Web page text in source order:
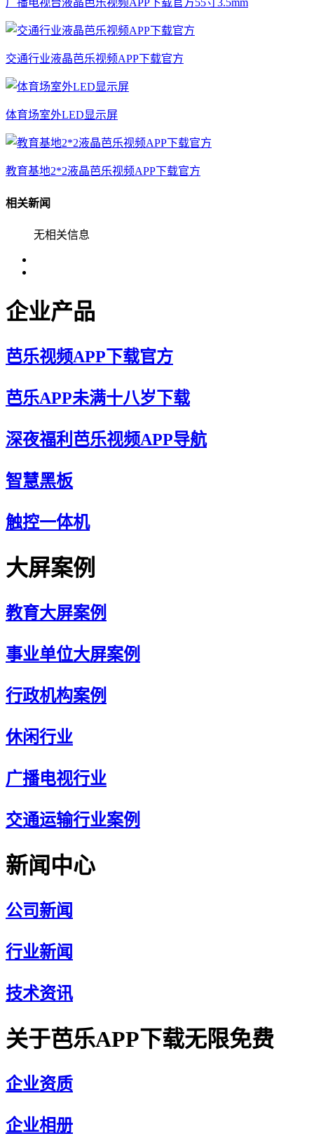
广播电视台液晶芭乐视频APP下载官方55寸3.5mm
交通行业液晶芭乐视频APP下载官方
体育场室外LED显示屏
教育基地2*2液晶芭乐视频APP下载官方
相关新闻
无相关信息
企业产品
芭乐视频APP下载官方
芭乐APP未满十八岁下载
深夜福利芭乐视频APP导航
智慧黑板
触控一体机
大屏案例
教育大屏案例
事业单位大屏案例
行政机构案例
休闲行业
广播电视行业
交通运输行业案例
新闻中心
公司新闻
行业新闻
技术资讯
关于芭乐APP下载无限免费
企业资质
企业相册